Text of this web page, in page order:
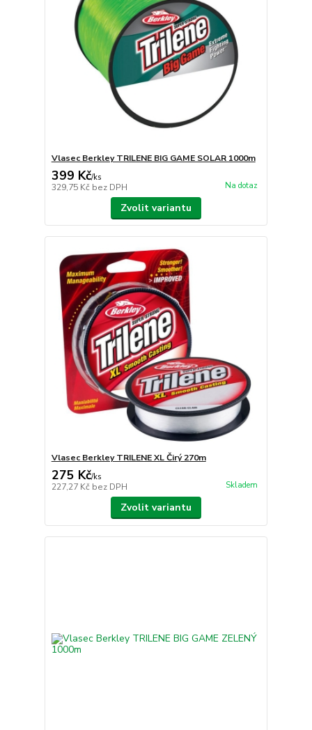
Vlasec Berkley TRILENE BIG GAME SOLAR 1000m
399 Kč/ks
329,75 Kč bez DPH Na dotaz
Zvolit variantu
Vlasec Berkley TRILENE XL Čirý 270m
275 Kč/ks
227,27 Kč bez DPH Skladem
Zvolit variantu